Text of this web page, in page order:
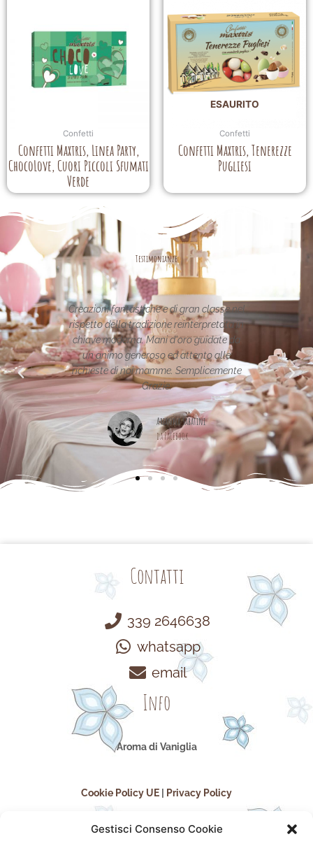
Gestisci Consenso Cookie
Confetti
Confetti Maxtris, Linea Party,
ChocoLove, Cuori Piccoli Sfumati
Verde
ESAURITO
Confetti
Confetti Maxtris, Tenerezze
Pugliesi
Testimonianze
e di gran classe nel
tradizione reinterpretata in
Mani d'oro guidate da
generoso ed attento alle
noi mamme. Semplicemente
Grazie.
Arianna Sabatini
da Facebook
Le creazioni sono
uniche..raffinate
per la vostra pagina,piena di
Maria Teresa Masela
da Facebook
Contatti
339 2646638
whatsapp
email
Info
Aroma di Vaniglia
Cookie Policy UE Privacy Policy